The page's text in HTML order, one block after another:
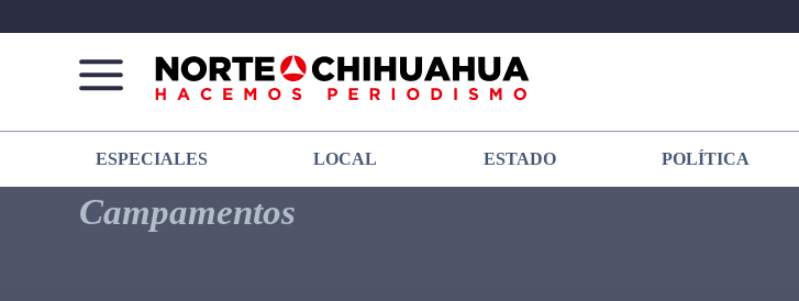
Norte
De
Chihuahua
Más
que
noticias,
hacemos periodismo
ESPECIALES LOCAL ESTADO POLÍTICA
Campamentos